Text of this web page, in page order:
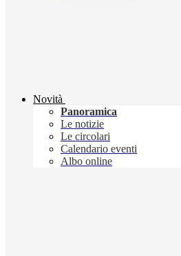
Novità
Panoramica
Le notizie
Le circolari
Calendario eventi
Albo online